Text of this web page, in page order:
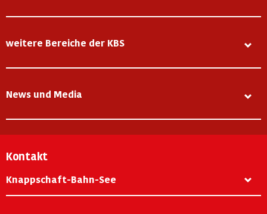
weitere Bereiche der KBS
News und Media
Kontakt
Knappschaft-Bahn-See